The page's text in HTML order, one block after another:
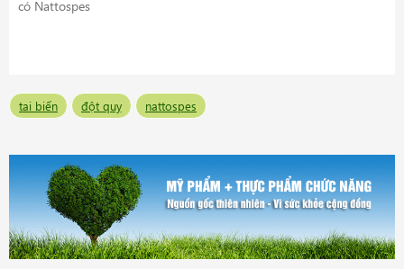
có Nattospes
tai biến đột quỵ nattospes